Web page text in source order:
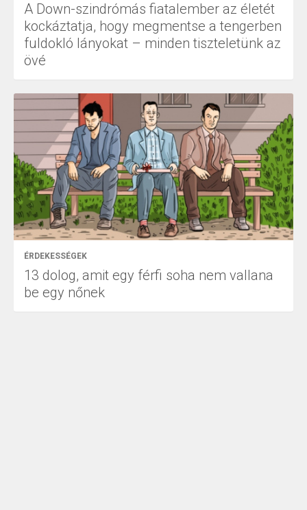
A Down-szindrómás fiatalember az életét
kockáztatja, hogy megmentse a tengerben
fuldokló lányokat – minden tiszteletünk az
övé
ÉRDEKESSÉGEK
13 dolog, amit egy férfi soha nem vallana
be egy nőnek